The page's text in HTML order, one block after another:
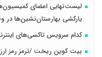
لیست‌نهایی اعضای
یار‌کشی بهارستان‌نشین‌ها
کدام سرویس تاکسی‌های
بیت کوین ریخت /ترمز رمز